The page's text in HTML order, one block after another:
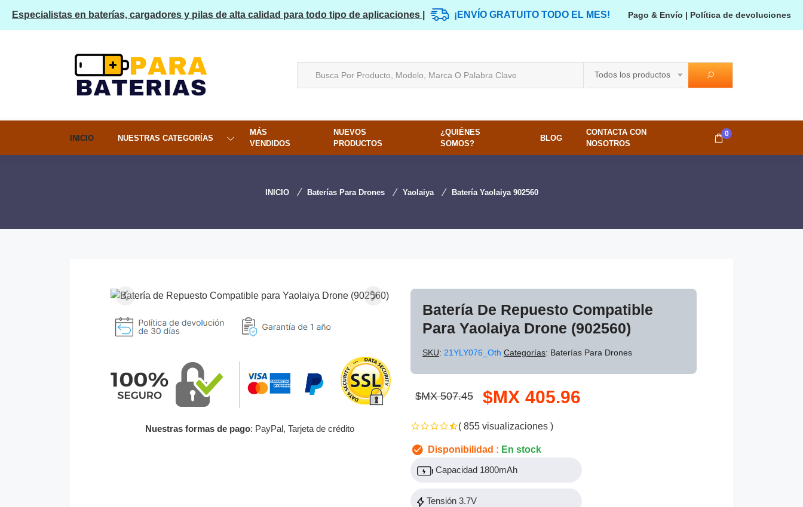
Especialistas en baterías, cargadores y pilas de alta calidad para todo tipo de aplicaciones | ¡ENVÍO GRATUITO TODO EL MES! Pago & Envío | Política de devoluciones
Todos los productos
INICIO NUESTRAS CATEGORÍAS
MÁS
VENDIDOS
NUEVOS
PRODUCTOS
¿QUIÉNES
SOMOS?
BLOG
CONTACTA CON
NOSOTROS
0
INICIO Baterías Para Drones Yaolaiya Batería Yaolaiya 902560
Nuestras formas de pago: PayPal, Tarjeta de crédito
Batería De Repuesto Compatible
Para Yaolaiya Drone (902560)
SKU: 21YLY076_Oth Categorías: Baterías Para Drones
$MX 507.45 $MX 405.96
( 855 visualizaciones )
Disponibilidad : En stock
Capacidad 1800mAh
Tensión 3.7V